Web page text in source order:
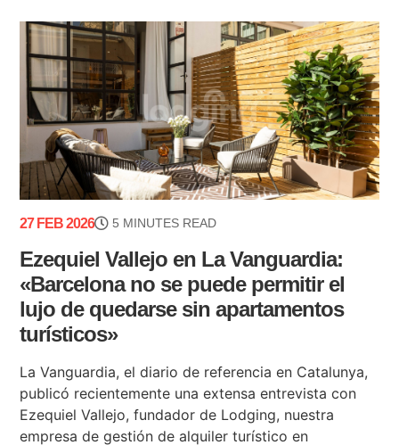
27 FEB 2026 5 MINUTES READ
Ezequiel Vallejo en La Vanguardia:
«Barcelona no se puede permitir el
lujo de quedarse sin apartamentos
turísticos»
La Vanguardia, el diario de referencia en Catalunya,
publicó recientemente una extensa entrevista con
Ezequiel Vallejo, fundador de Lodging, nuestra
empresa de gestión de alquiler turístico en